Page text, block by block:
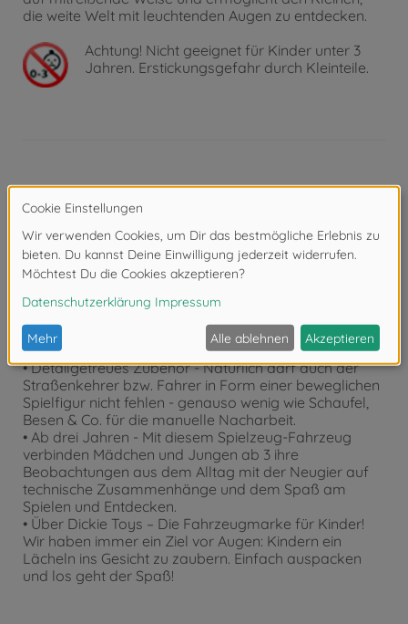
die weite Welt mit leuchtenden Augen zu entdecken.
Achtung! Nicht geeignet für Kinder unter 3
Jahren. Erstickungsgefahr durch Kleinteile.
• Realistisch & maßstabsgetreu - Wie ein echtes
Stadtreinigungs-Fahrzeug (Maßstab 1:24) reinigt die
Kehrmaschine „Kärcher MC 130“ Straßen & Gehwege.
Sogar die Bürsten lassen sich stilecht drehen.
• Spielzeugauto mit Extras - Das Freilauf-Fahrzeug in
Öffnen sowie einen Auffangbehälter, der sich auf zwei
Stufen öffnen und entleeren lässt.
• Detailgetreues Zubehör - Natürlich darf auch der
Straßenkehrer bzw. Fahrer in Form einer beweglichen
Spielfigur nicht fehlen - genauso wenig wie Schaufel,
Besen & Co. für die manuelle Nacharbeit.
• Ab drei Jahren - Mit diesem Spielzeug-Fahrzeug
verbinden Mädchen und Jungen ab 3 ihre
Beobachtungen aus dem Alltag mit der Neugier auf
technische Zusammenhänge und dem Spaß am
Spielen und Entdecken.
• Über Dickie Toys – Die Fahrzeugmarke für Kinder!
Wir haben immer ein Ziel vor Augen: Kindern ein
Lächeln ins Gesicht zu zaubern. Einfach auspacken
und los geht der Spaß!